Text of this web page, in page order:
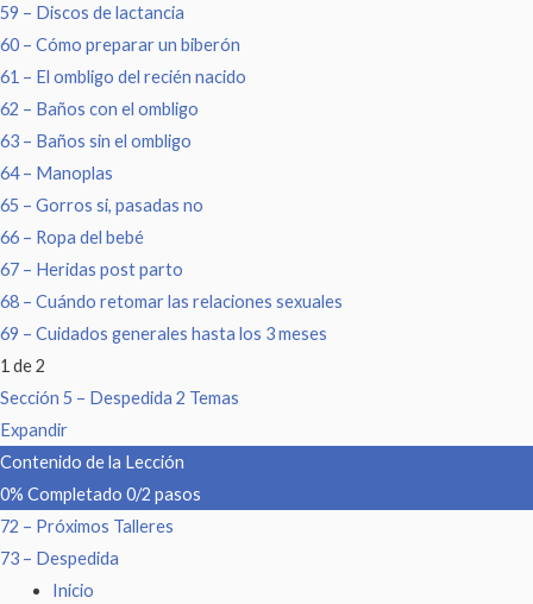
59 – Discos de lactancia
60 – Cómo preparar un biberón
61 – El ombligo del recién nacido
62 – Baños con el ombligo
63 – Baños sin el ombligo
64 – Manoplas
65 – Gorros si, pasadas no
66 – Ropa del bebé
67 – Heridas post parto
68 – Cuándo retomar las relaciones sexuales
69 – Cuidados generales hasta los 3 meses
1 de 2
Sección 5 – Despedida 2 Temas
Expandir
Contenido de la Lección
0% Completado 0/2 pasos
72 – Próximos Talleres
73 – Despedida
Inicio